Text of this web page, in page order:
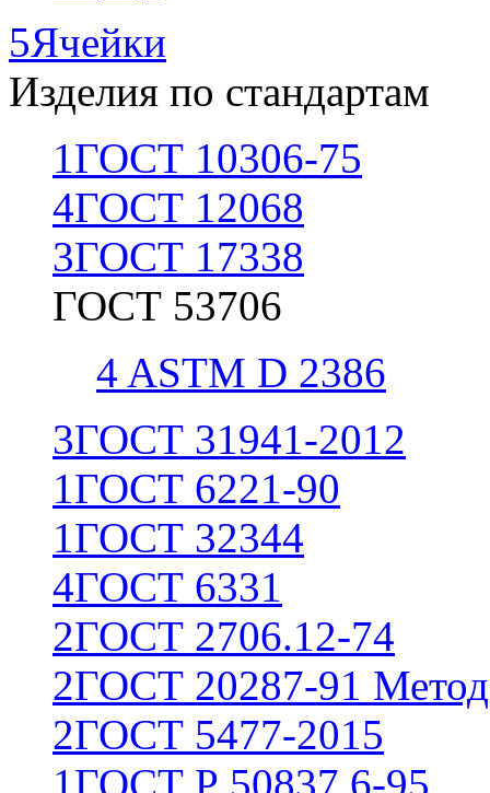
5Ячейки
Изделия по стандартам
1ГОСТ 10306-75
4ГОСТ 12068
3ГОСТ 17338
ГОСТ 53706
4 ASTM D 2386
3ГОСТ 31941-2012
1ГОСТ 6221-90
1ГОСТ 32344
4ГОСТ 6331
2ГОСТ 2706.12-74
2ГОСТ 20287-91
2ГОСТ 5477-2015